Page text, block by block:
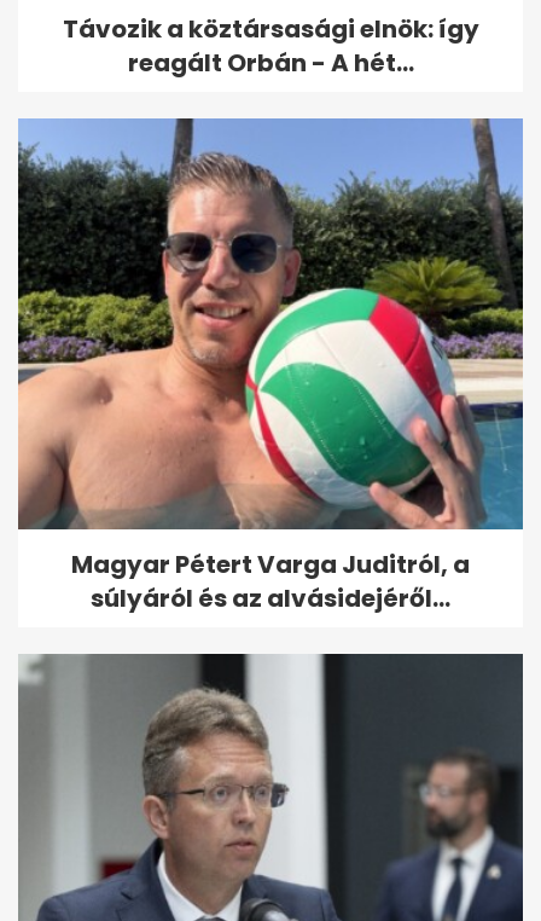
Távozik a köztársasági elnök: így
reagált Orbán - A hét...
Magyar Pétert Varga Juditról, a
súlyáról és az alvásidejéről...